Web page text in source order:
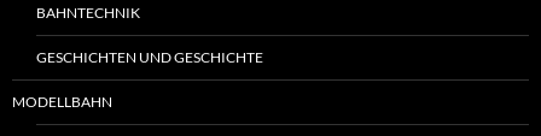
BAHNTECHNIK
GESCHICHTEN UND GESCHICHTE
MODELLBAHN